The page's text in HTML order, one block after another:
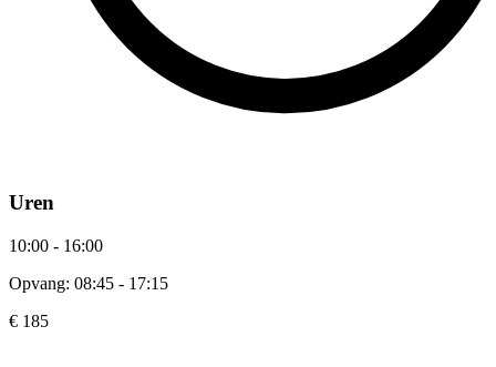
Uren
10:00 - 16:00
Opvang: 08:45 - 17:15
€ 185